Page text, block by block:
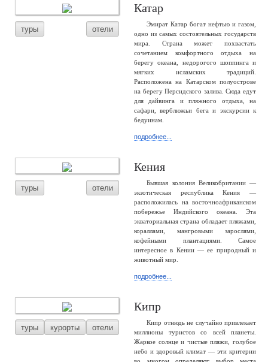
туры отели
Катар
Эмират Катар богат нефтью и газом,
одно из самых состоятельных государств
мира. Страна может похвастать
сочетанием комфортного отдыха на
берегу океана, недорогого шоппинга и
мягких исламских традиций.
Расположена на Катарском полуострове
на берегу Персидского залива. Сюда едут
для дайвинга и пляжного отдыха, на
сафари, верблюжьи бега и экскурсии к
бедуинам.
подробнее...
туры отели
Кения
Бывшая колония Великобритании —
экзотическая республика Кения —
расположилась на восточноафриканском
побережье Индийского океана. Эта
экваториальная страна обладает пляжами,
кораллами, мангровыми зарослями,
кофейными плантациями. Самое
интересное в Кении — ее природный и
животный мир.
подробнее...
туры курорты отели
Кипр
Кипр отнюдь не случайно привлекает
миллионы туристов со всей планеты.
Жаркое солнце и чистые пляжи, голубое
небо и здоровый климат — эти критерии